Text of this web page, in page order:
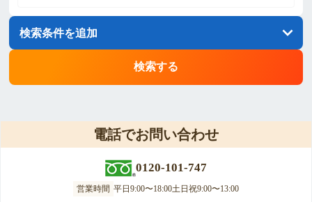
検索条件を追加
検索する
電話でお問い合わせ
0120-101-747
営業時間 平日 9:00〜18:00土日祝9:00〜13:00